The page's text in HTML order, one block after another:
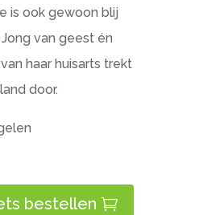
is ook gewoon blij
van geest én
haar huisarts trekt
door.
bestellen